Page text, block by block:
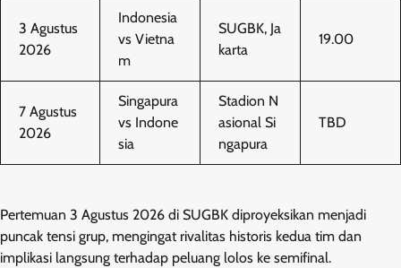
3 Agustus
2026
Indonesia
vs Vietna
m
SUGBK, Ja
karta
19.00
7 Agustus
2026
Singapura
vs Indone
sia
Stadion N
asional Si
ngapura
TBD
Pertemuan 3 Agustus 2026 di SUGBK diproyeksikan menjadi
puncak tensi grup, mengingat rivalitas historis kedua tim dan
implikasi langsung terhadap peluang lolos ke semifinal.